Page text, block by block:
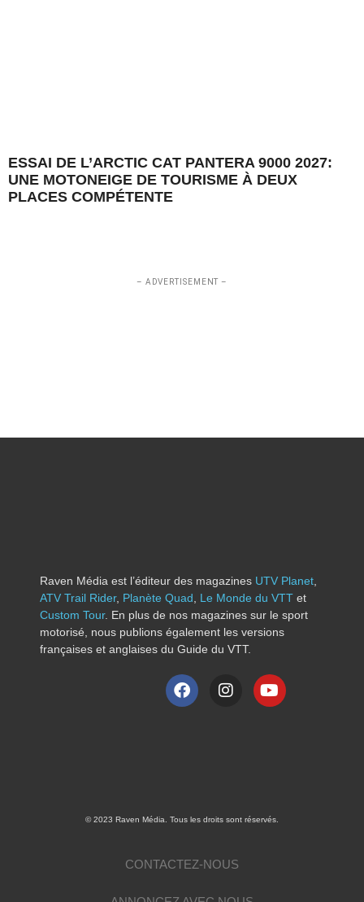
ESSAI DE L’ARCTIC CAT PANTERA 9000 2027:
UNE MOTONEIGE DE TOURISME À DEUX
PLACES COMPÉTENTE
– ADVERTISEMENT –
Raven Média est l’éditeur des magazines UTV Planet
ATV Trail Rider, Planète Quad Le Monde du VTT et
Custom Tour. En plus de nos magazines sur le sport
motorisé, nous publions également les versions
françaises et anglaises du Guide du VTT.
© 2023 Raven Média. Tous les droits sont réservés.
CONTACTEZ-NOUS